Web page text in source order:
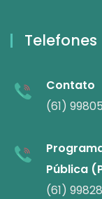
Telefones
Contato
(61)
Pública
(61)